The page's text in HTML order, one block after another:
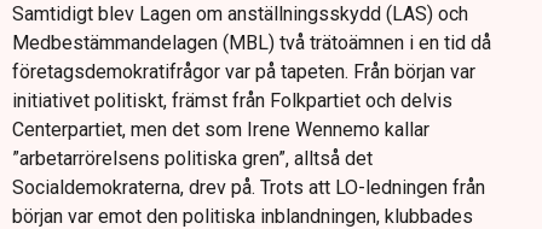
Samtidigt blev Lagen om anställningsskydd (LAS) och
Medbestämmandelagen (MBL) två trätoämnen i en tid då
företagsdemokratifrågor var på tapeten. Från början var
initiativet politiskt, främst från Folkpartiet och delvis
Centerpartiet, men det som Irene Wennemo kallar
”arbetarrörelsens politiska gren”, alltså det
Socialdemokraterna, drev på. Trots att LO-ledningen från
början var emot den politiska inblandningen, klubbades